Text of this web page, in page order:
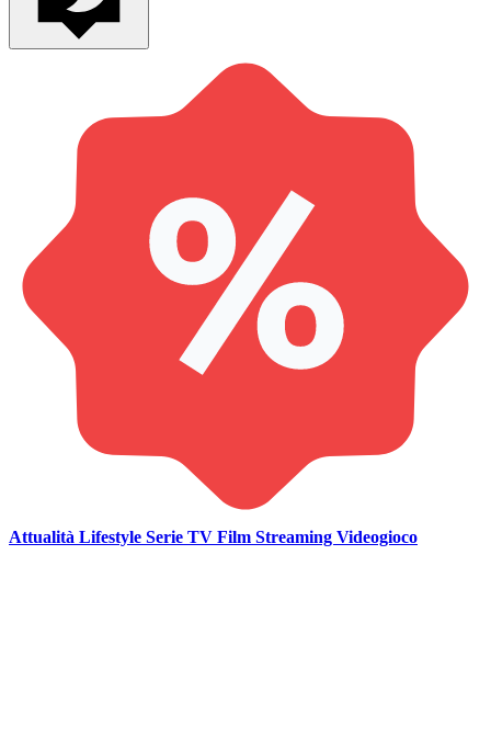
Attualità Lifestyle Serie TV Film Streaming Videogioco